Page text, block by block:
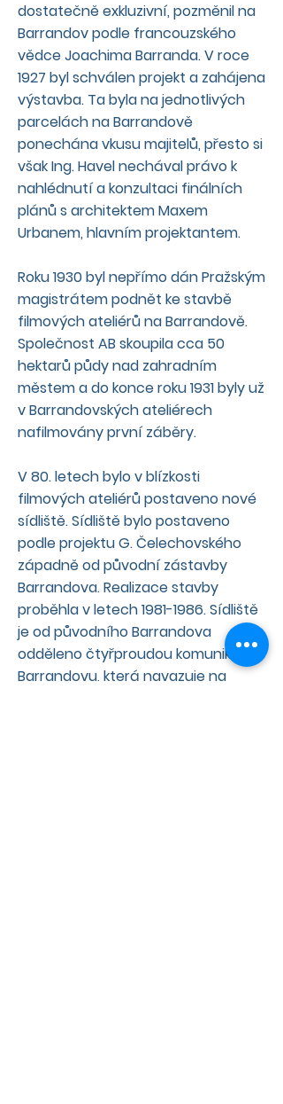
dostatečně exkluzivní, pozměnil na
Barrandov podle francouzského
vědce Joachima Barranda. V roce
1927 byl schválen projekt a zahájena
výstavba. Ta byla na jednotlivých
parcelách na Barrandově
ponechána vkusu majitelů, přesto si
však Ing. Havel nechával právo k
nahlédnutí a konzultaci finálních
plánů s architektem Maxem
Urbanem, hlavním projektantem.
Roku 1930 byl nepřímo dán Pražským
magistrátem podnět ke stavbě
filmových ateliérů na Barrandově.
Společnost AB skoupila cca 50
hektarů půdy nad zahradním
městem a do konce roku 1931 byly už
v Barrandovských ateliérech
nafilmovány první záběry.
V 80. letech bylo v blízkosti
filmových ateliérů postaveno nové
sídliště. Sídliště bylo postaveno
podle projektu G. Čelechovského
západně od původní zástavby
Barrandova. Realizace stavby
proběhla v letech1981-1986. Sídliště
je od původního Barrandova
odděleno čtyřproudou komunikací K
Barrandovu, která navazuje na